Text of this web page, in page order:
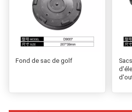
Fond de sac de golf